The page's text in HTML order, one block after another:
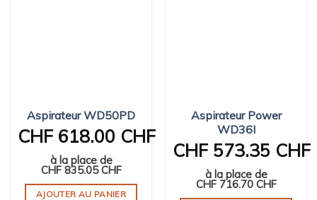
Aspirateur WD50PD
CHF618.00 CHF
à la place de
CHF835.05 CHF
AJOUTER AU PANIER
Aspirateur Power
WD36I
CHF573.35 CHF
à la place de
CHF716.70 CHF